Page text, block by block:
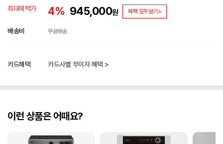
최대혜택가 4% 945,000원 혜택 모두보기>
배송비 무료배송
카드혜택 카드사별 무이자 혜택 >
이런 상품은 어때요?